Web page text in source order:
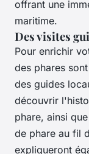
offrant une
maritime.
Des visites
Pour enrichir
des phares
des guides
découvrir
phare, ainsi
de phare au fil
expliqueront